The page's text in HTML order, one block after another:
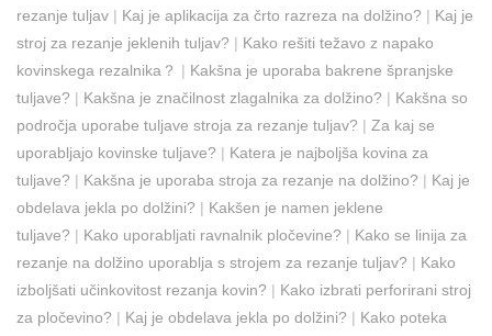
rezanje tuljav | Kaj je aplikacija za črto razreza na dolžino? | Kaj je
stroj za rezanje jeklenih tuljav? | Kako rešiti težavo z napako
kovinskega rezalnika？ | Kakšna je uporaba bakrene špranjske
tuljave? | Kakšna je značilnost zlagalnika za dolžino? | Kakšna so
področja uporabe tuljave stroja za rezanje tuljav? | Za kaj se
uporabljajo kovinske tuljave? | Katera je najboljša kovina za
tuljave? | Kakšna je uporaba stroja za rezanje na dolžino? | Kaj je
obdelava jekla po dolžini? | Kakšen je namen jeklene
tuljave? | Kako uporabljati ravnalnik pločevine? | Kako se linija za
rezanje na dolžino uporablja s strojem za rezanje tuljav? | Kako
izboljšati učinkovitost rezanja kovin? | Kako izbrati perforirani stroj
za pločevino? | Kaj je obdelava jekla po dolžini? | Kako poteka